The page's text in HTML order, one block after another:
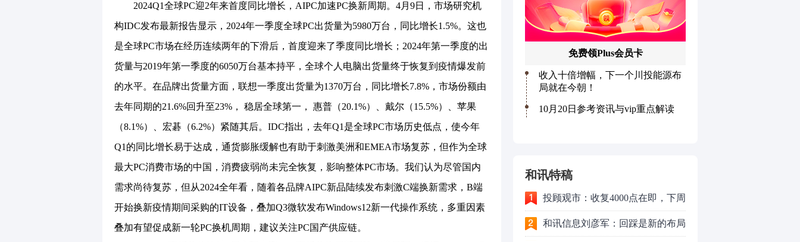
2024Q1全球PC迎2年来首度同比增长，AIPC加速PC换新周期。4月9日，市场研究机
构IDC发布最新报告显示，2024年一季度全球PC出货量为5980万台，同比增长1.5%。这也
是全球PC市场在经历连续两年的下滑后，首度迎来了季度同比增长；2024年第一季度的出
货量与2019年第一季度的6050万台基本持平，全球个人电脑出货量终于恢复到疫情爆发前
的水平。在品牌出货量方面，联想一季度出货量为1370万台，同比增长7.8%，市场份额由
去年同期的21.6%回升至23%， 稳居全球第一， 惠普（20.1%）、戴尔（15.5%）、苹果
（8.1%）、宏碁（6.2%）紧随其后。IDC指出，去年Q1是全球PC市场历史低点，使今年
Q1的同比增长易于达成，通货膨胀缓解也有助于刺激美洲和EMEA市场复苏，但作为全球
最大PC消费市场的中国，消费疲弱尚未完全恢复，影响整体PC市场。我们认为尽管国内
需求尚待复苏，但从2024全年看，随着各品牌AIPC新品陆续发布刺激C端换新需求，B端
开始换新疫情期间采购的IT设备，叠加Q3微软发布Windows12新一代操作系统，多重因素
叠加有望促成新一轮PC换机周期，建议关注PC国产供应链。
和讯特稿
投顾观市：收复4000点在即，下周
重点看消费？
和讯信息刘彦军：回踩是新的布局